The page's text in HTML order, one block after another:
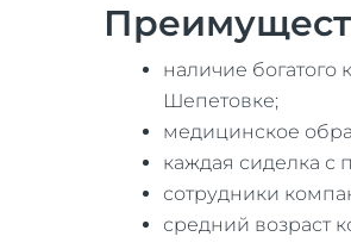
наличие
Шепетовке;
медицинское
каждая сиделка с
сотрудники
средний возраст